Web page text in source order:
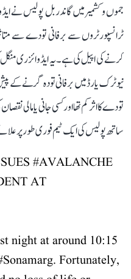
جموں و کشمیر میں گاندربل پولیس نے
ٹرانسپورٹروں سے برفانی تودے سے
نیو ٹرک یارڈ میں برفانی تودہ گرنے کے
تودے کا اثر کم تھا اور کسی جانی یا
ساتھ پولیس کی ایک ٹیم فوری طور پر
#AVALANCHE
AT
night at around 10:15
. Fortunately,